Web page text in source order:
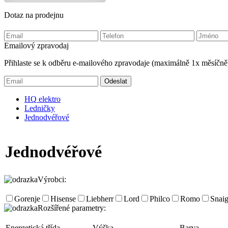
Dotaz na prodejnu
Emailový zpravodaj
Přihlaste se k odběru e-mailového zpravodaje (maximálně 1x
HQ elektro
Ledničky
Jednodvéřové
Jednodvéřové
Výrobci:
Gorenje Hisense Liebherr Lord Philco Romo
Rozšířené parametry: